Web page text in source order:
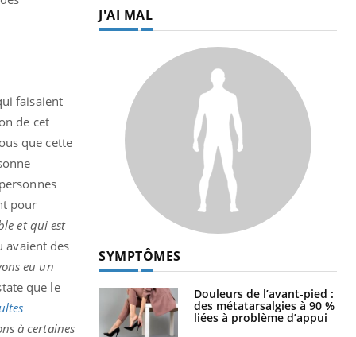
faisaient
de cet
que cette
pour
et qui est
avaient des
eu un
que le
à certaines
Nos mains
LES MALADIES
pression artérielle chute
au lever
Drépanocytose : une